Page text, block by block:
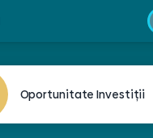
OportunitateInvestiții